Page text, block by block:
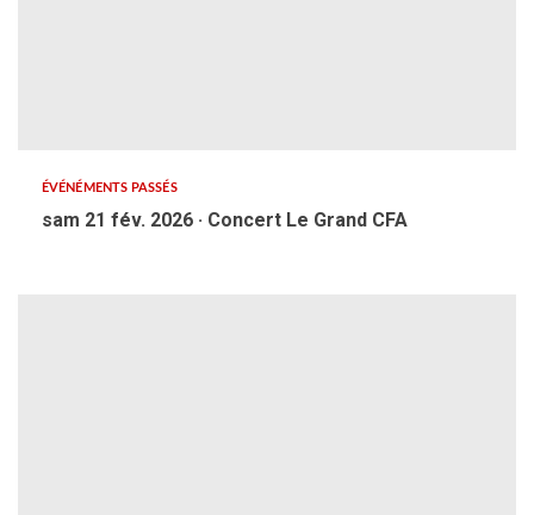
ÉVÉNÉMENTS PASSÉS
sam 21 fév. 2026 · Concert Le Grand CFA